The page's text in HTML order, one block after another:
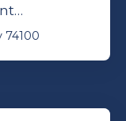
74100